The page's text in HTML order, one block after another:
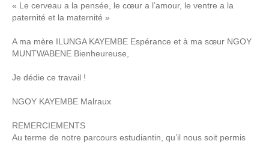
« Le cerveau a la pensée, le cœur a l’amour, le ventre a la
paternité et la maternité »
A ma mère ILUNGA KAYEMBE Espérance et à ma sœur NGOY
MUNTWABENE Bienheureuse,
Je dédie ce travail !
NGOY KAYEMBE Malraux
REMERCIEMENTS
Au terme de notre parcours estudiantin, qu’il nous soit permis